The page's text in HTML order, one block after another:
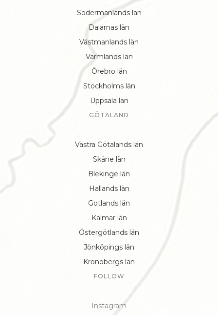
Södermanlands län
Dalarnas län
Västmanlands län
Värmlands län
Örebro län
Stockholms län
Uppsala län
GÖTALAND
Västra Götalands län
Skåne län
Blekinge län
Hallands län
Gotlands län
Kalmar län
Östergötlands län
Jönköpings län
Kronobergs län
FOLLOW
Instagram